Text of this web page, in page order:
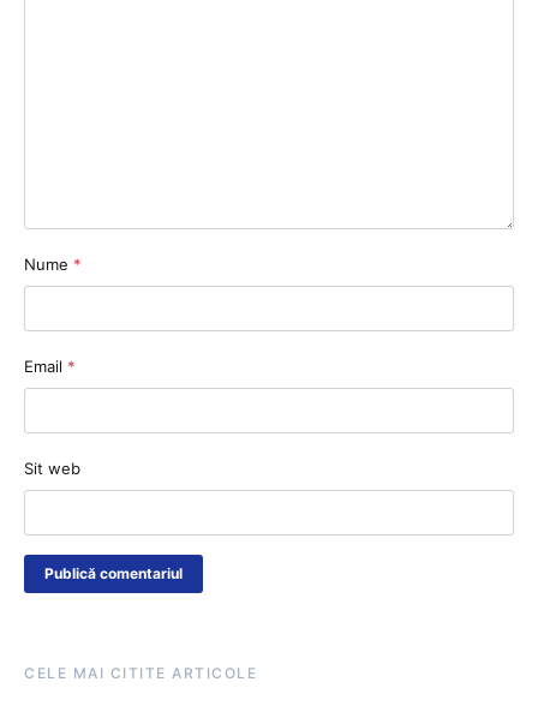
Nume *
Email *
Sit web
CELE MAI CITITE ARTICOLE